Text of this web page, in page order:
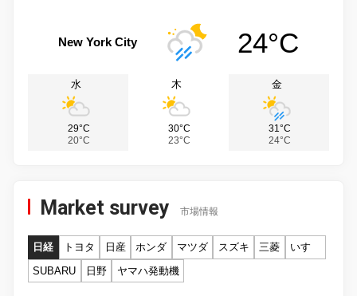
New York City 24°C
水
29°C
20°C
木
30°C
23°C
金
31°C
24°C
Market survey 市場情報
日経 トヨタ 日産 ホンダ マツダ スズキ 三菱
いすゞ
SUBARU
日野 ヤマハ発動機